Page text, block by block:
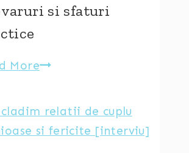
video
Otilia
si sfaturi
MoreInfectiile
copii